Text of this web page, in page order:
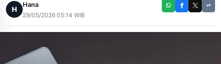
H
Hana
29/05/2026 05:14 WIB